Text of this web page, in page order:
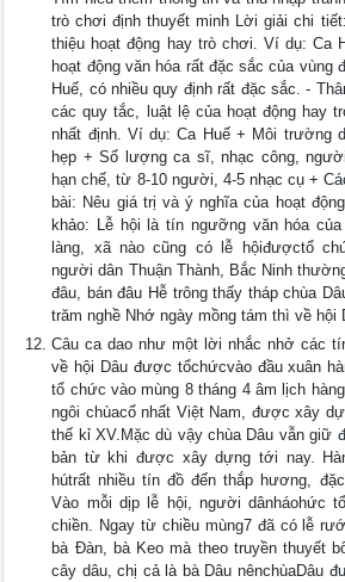
trò chơi định thuyết minh Lời giải chi
thiệu hoạt động hay trò chơi. Ví dụ: Ca
hoạt động văn hóa rất đặc sắc của vùng
Huế, có nhiều quy định rất đặc sắc. -
các quy tắc, luật lệ của hoạt động hay
nhất định. Ví dụ: Ca Huế + Môi trường
hẹp + Số lượng ca sĩ, nhạc công,
hạn chế, từ 8-10 người, 4-5 nhạc cụ +
bài: Nêu giá trị và ý nghĩa của hoạt
khảo: Lễ hội là tín ngưỡng văn hóa
làng, xã nào cũng có lễ hộiđượctổ
người dân Thuận Thành, Bắc Ninh
đâu, bán đâu Hễ trông thấy tháp chùa
trăm nghề Nhớ ngày mồng tám thì về hội
Câu ca dao như một lời nhắc nhở các
về hội Dâu được tổchứcvào đầu xuân
tổ chức vào mùng 8 tháng 4 âm lịch
ngôi chùacổ nhất Việt Nam, được xây
thế kỉ XV.Mặc dù vậy chùa Dâu vẫn giữ
bản từ khi được xây dựng tới nay.
hútrất nhiều tín đồ đến thắp hương,
Vào mỗi dịp lễ hội, người dânháohức
chiền. Ngay từ chiều mùng7 đã có lễ
bà Đàn, bà Keo mà theo truyền thuyết
cây dâu, chị cả là bà Dâu nênchùaDâu